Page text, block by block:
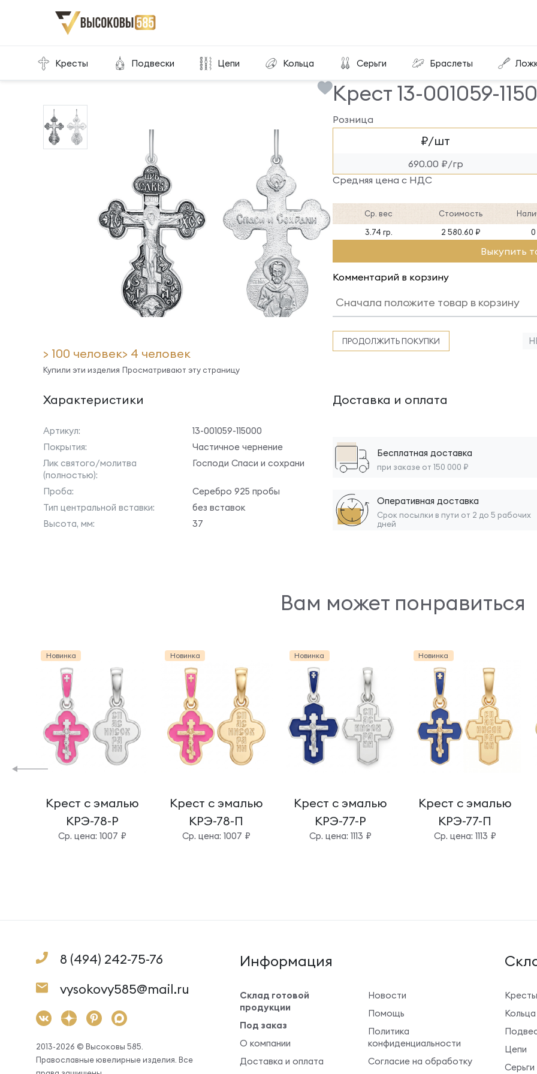
Кресты Подвески Цепи Кольца Серьги Браслеты
Главная Склад готовой продукции Крест 13-001059-115000
> 100 человек
Купили эти изделия
> 4 человек
Просматривают эту страницу
Крест 13-001059-
Розница
₽/шт
690.00 ₽/гр
Средняя цена с НДС
Ср. вес Стоимость
3.74 гр.
2 580.60 ₽ 0
Выкупить
Комментарий в корзину
ПРОДОЛЖИТЬ ПОКУПКИ
Характеристики
Артикул:
13-001059-115000
Покрытия:
Частичное чернение
Лик святого/молитва
(полностью):
Господи Спаси и сохрани
Проба:
Серебро 925 пробы
Тип центральной вставки:
без вставок
Высота, мм:
37
Доставка и оплата
Бесплатная доставка
при заказе от 150 000 ₽
Оперативная доставка
Срок посылки в пути от 2 до 5 рабочих
дней
Вам может понравиться
Новинка
Крест с эмалью
КРЭ-78-Р
Cр. цена: 1007 ₽
Новинка
Крест с эмалью
КРЭ-78-П
Cр. цена: 1007 ₽
Новинка
Крест с эмалью
КРЭ-77-Р
Cр. цена: 1113 ₽
Новинка
Крест с эмалью
КРЭ-77-П
Cр. цена: 1113 ₽
8 (494) 242-75-76
vysokovy585@mail.ru
2013-2026 © Высоковы 585.
Православные ювелирные изделия. Все
Информация
Склад готовой
продукции
Под заказ
О компании
Доставка и оплата
Новости
Помощь
Политика
конфиденциальности
Согласие на обработку
Кресты
Кольца
Цепи
Серьги